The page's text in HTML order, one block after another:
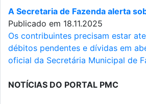
A Secretaria de Fazenda alerta
Publicado em 18.11.2025
Os contribuintes precisam estar
débitos pendentes e dívidas em
oficial da Secretária Municipal de
NOTÍCIAS DO PORTAL PMC